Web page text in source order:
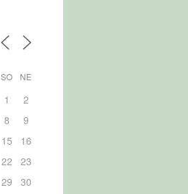
SO NE
1
2
8
9
15
16
22
23
29
30